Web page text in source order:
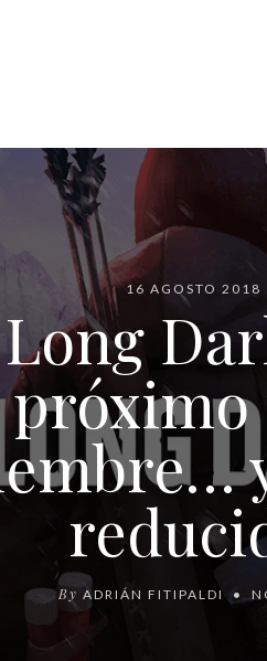
16 AGOSTO 2018
próximo
By ADRIÁN FITIPALDI